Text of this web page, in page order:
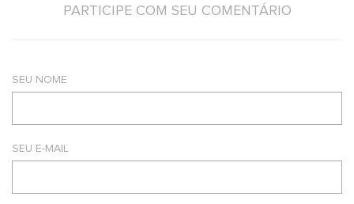
PARTICIPE COM SEU COMENTÁRIO
SEU NOME
SEU E-MAIL